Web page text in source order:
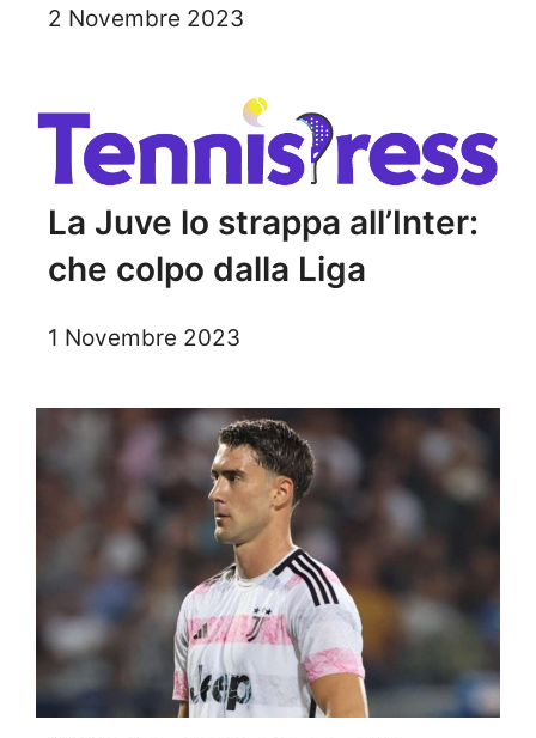
2 Novembre 2023
La Juve lo strappa all’Inter:
che colpo dalla Liga
1 Novembre 2023